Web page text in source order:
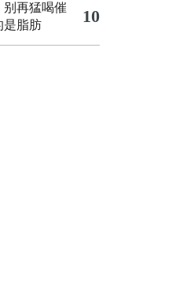
再猛喝催
是脂肪
10